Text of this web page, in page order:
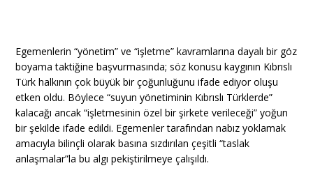
Egemenlerin “yönetim” ve “işletme” kavramlarına dayalı bir göz
boyama taktiğine başvurmasında; söz konusu kaygının Kıbrıslı
Türk halkının çok büyük bir çoğunluğunu ifade ediyor oluşu
etken oldu. Böylece “suyun yönetiminin Kıbrıslı Türklerde”
kalacağı ancak “işletmesinin özel bir şirkete verileceği” yoğun
bir şekilde ifade edildi. Egemenler tarafından nabız yoklamak
amacıyla bilinçli olarak basına sızdırılan çeşitli “taslak
anlaşmalar”la bu algı pekiştirilmeye çalışıldı.